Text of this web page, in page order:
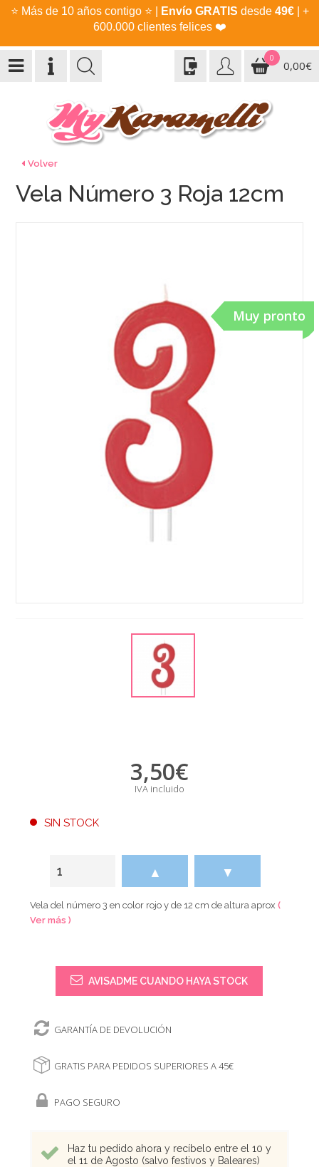
⭐ Más de 10 años contigo ⭐ Envío GRATIS desde 49€| +
600.000 clientes felices ❤️
0
0,00€
Volver
Muy pronto
Vela Número 3 Roja 12cm
3,50€
IVA incluido
SIN STOCK
▲ ▼
Vela del número 3 en color rojo y de 12 cm de altura aprox(
Ver más )
AVISADME CUANDO HAYA STOCK
GARANTÍA DE DEVOLUCIÓN
GRATIS PARA PEDIDOS SUPERIORES A 45€
PAGO SEGURO
Haz tu pedido ahora y recíbelo entre el 10 y
el 11 de Agosto (salvo festivos y Baleares)